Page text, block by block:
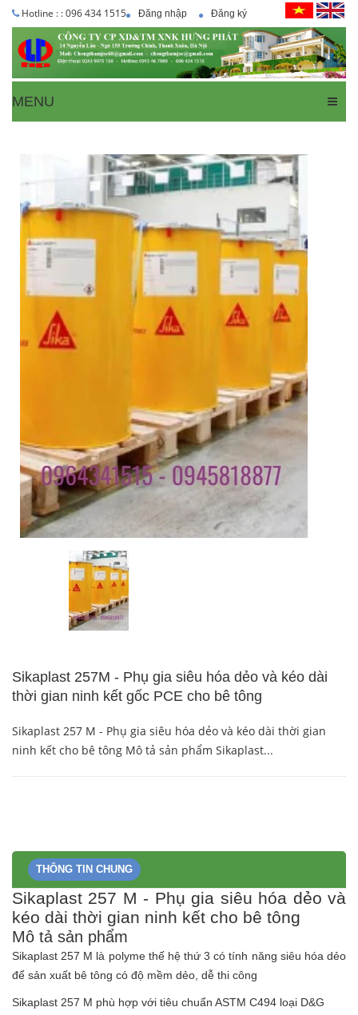
Hotline : : 096 434 1515 Đăng nhập Đăng ký
MENU
Sikaplast 257M - Phụ gia siêu hóa dẻo và kéo dài
thời gian ninh kết gốc PCE cho bê tông
Sikaplast 257 M - Phụ gia siêu hóa dẻo và kéo dài thời gian
ninh kết cho bê tông Mô tả sản phẩm Sikaplast...
THÔNG TIN CHUNG
Sikaplast 257 M - Phụ gia siêu hóa dẻo và
kéo dài thời gian ninh kết cho bê tông
Mô tả sản phẩm
Sikaplast 257 M là polyme thế hệ thứ 3 có tính năng siêu hóa dẻo
để sản xuất bê tông có độ mềm dẻo, dễ thi công
Sikaplast 257 M phù hợp với tiêu chuẩn ASTM C494 loại D&G